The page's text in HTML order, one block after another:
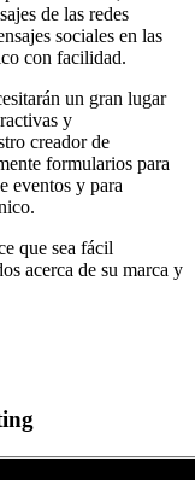
de las redes
sociales en las
con facilidad.
un gran lugar
y
creador de
formularios para
eventos y para
que sea fácil
acerca de su marca y